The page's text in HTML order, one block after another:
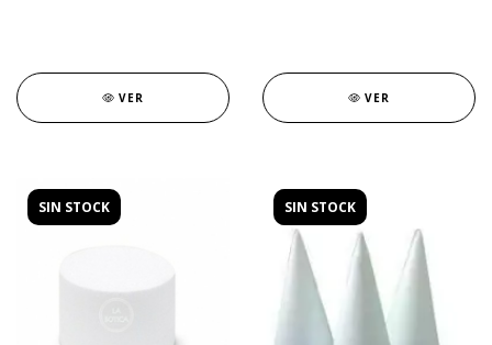
VER VER
SIN STOCK SIN STOCK